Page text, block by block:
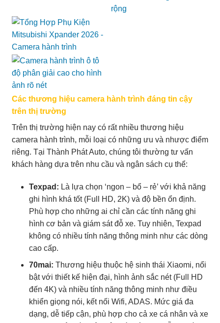
Các thương hiệu camera hành trình đáng tin cậy
trên thị trường
Trên thị trường hiện nay có rất nhiều thương hiệu
camera hành trình, mỗi loại có những ưu và nhược điểm
riêng. Tại Thành Phát Auto, chúng tôi thường tư vấn
khách hàng dựa trên nhu cầu và ngân sách cụ thể:
Texpad: Là lựa chọn ‘ngon – bổ – rẻ’ với khả năng
ghi hình khá tốt (Full HD, 2K) và độ bền ổn định.
Phù hợp cho những ai chỉ cần các tính năng ghi
hình cơ bản và giám sát đỗ xe. Tuy nhiên, Texpad
không có nhiều tính năng thông minh như các dòng
cao cấp.
70mai: Thương hiệu thuộc hệ sinh thái Xiaomi, nổi
bật với thiết kế hiện đại, hình ảnh sắc nét (Full HD
đến 4K) và nhiều tính năng thông minh như điều
khiển giọng nói, kết nối Wifi, ADAS. Mức giá đa
dạng, dễ tiếp cận, phù hợp cho cả xe cá nhân và xe